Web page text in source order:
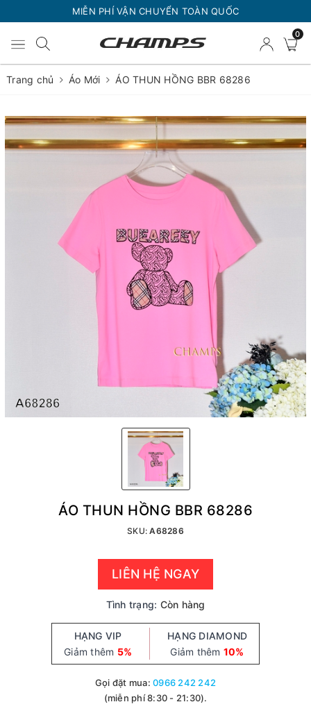
MIỄN PHÍ VẬN CHUYỂN TOÀN QUỐC
0
Trang chủ Áo Mới ÁO THUN HỒNG BBR 68286
ÁO THUN HỒNG BBR 68286
SKU:A68286
LIÊN HỆ NGAY
Tình trạng: Còn hàng
HẠNG VIP
Giảm thêm 5%
HẠNG DIAMOND
Giảm thêm 10%
Gọi đặt mua:0966 242 242
(miễn phí 8:30 - 21:30).